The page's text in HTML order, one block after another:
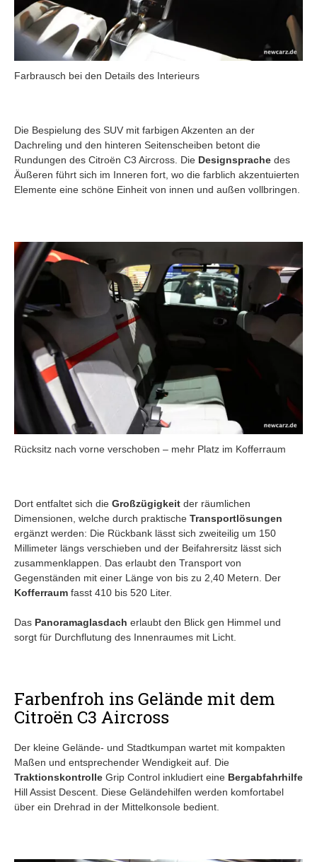
Farbrausch bei den Details des Interieurs
Die Bespielung des SUV mit farbigen Akzenten an der
Dachreling und den hinteren Seitenscheiben betont die
Rundungen des Citroën C3 Aircross. Die Designsprache des
Äußeren führt sich im Inneren fort, wo die farblich akzentuierten
Elemente eine schöne Einheit von innen und außen vollbringen.
Rücksitz nach vorne verschoben – mehr Platz im Kofferraum
Dort entfaltet sich die Großzügigkeit der räumlichen
Dimensionen, welche durch praktische Transportlösungen
ergänzt werden: Die Rückbank lässt sich zweiteilig um 150
Millimeter längs verschieben und der Beifahrersitz lässt sich
zusammenklappen. Das erlaubt den Transport von
Gegenständen mit einer Länge von bis zu 2,40 Metern. Der
Kofferraum fasst 410 bis 520 Liter.
Das Panoramaglasdach erlaubt den Blick gen Himmel und
sorgt für Durchflutung des Innenraumes mit Licht.
Farbenfroh ins Gelände mit dem
Citroën C3 Aircross
Der kleine Gelände- und Stadtkumpan wartet mit kompakten
Maßen und entsprechender Wendigkeit auf. Die
Traktionskontrolle Grip Control inkludiert eine Bergabfahrhilfe
Hill Assist Descent. Diese Geländehilfen werden komfortabel
über ein Drehrad in der Mittelkonsole bedient.